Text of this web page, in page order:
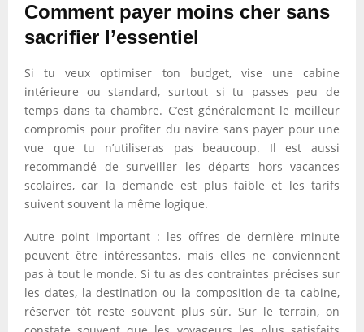
Comment payer moins cher sans
sacrifier l’essentiel
Si tu veux optimiser ton budget, vise une cabine
intérieure ou standard, surtout si tu passes peu de
temps dans ta chambre. C’est généralement le meilleur
compromis pour profiter du navire sans payer pour une
vue que tu n’utiliseras pas beaucoup. Il est aussi
recommandé de surveiller les départs hors vacances
scolaires, car la demande est plus faible et les tarifs
suivent souvent la même logique.
Autre point important : les offres de dernière minute
peuvent être intéressantes, mais elles ne conviennent
pas à tout le monde. Si tu as des contraintes précises sur
les dates, la destination ou la composition de ta cabine,
réserver tôt reste souvent plus sûr. Sur le terrain, on